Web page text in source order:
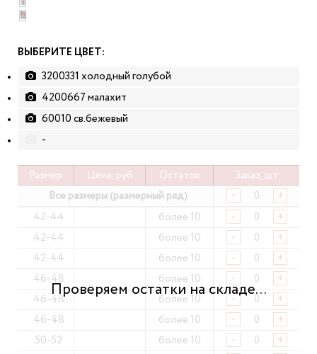
ВЫБЕРИТЕ ЦВЕТ:
3200331 холодный голубой
4200667 малахит
60010 св.бежевый
-
Размер Цена, руб Остаток
Заказ, шт
Все размеры (размерный ряд)
- +
42-44 более 10 - +
42-44 более 10 - +
42-44 более 10 - +
46-48 более 10 - +
46-48 более 10 - +
46-48 более 10 - +
50-52 более 10 - +